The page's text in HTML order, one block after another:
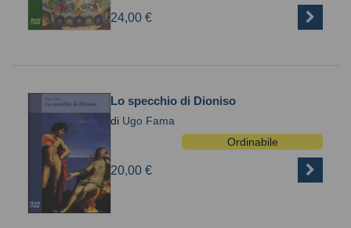
24,00 €
Lo specchio di Dioniso
di Ugo Fama
Ordinabile
20,00 €